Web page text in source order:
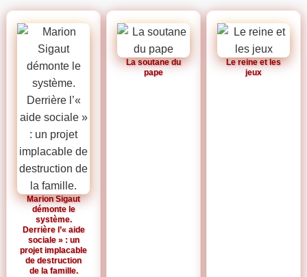
Marion Sigaut
démonte le
système.
Derrière l’« aide
sociale » : un
projet implacable
de destruction
de la famille.
La soutane du
pape
Le reine et les
jeux